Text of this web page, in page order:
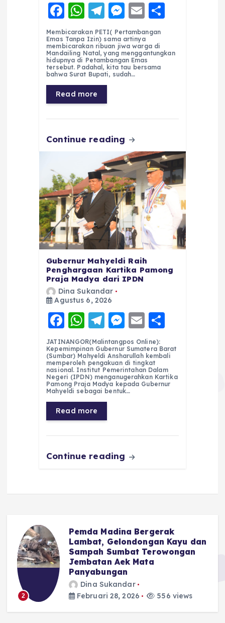
F
a
c
e
b
o
o
k
W
h
a
ts
A
p
p
T
el
e
g
r
a
m
M
e
ss
e
n
E
m
ai
l
re
Membicarakan PETI( Pertambangan
Emas Tanpa Izin) sama artinya
membicarakan ribuan jiwa warga di
Mandailing Natal, yang menggantungkan
hidupnya di Petambangan Emas
tersebut. Padahal, kita tau bersama
bahwa Surat Bupati, sudah…
Read more
Continue reading
Gubernur Mahyeldi Raih
Penghargaan Kartika Pamong
Praja Madya dari IPDN
Dina Sukandar
Agustus 6, 2026
F
a
c
e
b
o
o
k
W
h
a
ts
A
p
p
T
el
e
g
r
a
m
M
e
ss
e
n
E
m
ai
l
a
re
JATINANGOR(Malintangpos Online):
Kepemimpinan Gubernur Sumatera Barat
(Sumbar) Mahyeldi Ansharullah kembali
memperoleh pengakuan di tingkat
nasional. Institut Pemerintahan Dalam
Negeri (IPDN) menganugerahkan Kartika
Pamong Praja Madya kepada Gubernur
Mahyeldi sebagai bentuk…
Read more
Continue reading
2
Pemda Madina Bergerak
Lambat, Gelondongan Kayu dan
Sampah Sumbat Terowongan
Jembatan Aek Mata
Panyabungan
Dina Sukandar
Februari 28, 2026
556 views